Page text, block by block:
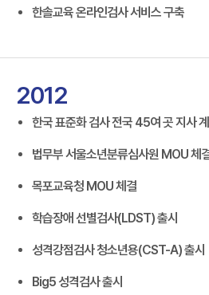
한솔교육 온라인검사 서비스 구축
2012
한국 표준화 검사 전국 45여 곳 지사
법무부 서울소년분류심사원 MOU 체
목포교육청 MOU 체결
학습장애 선별검사(LDST) 출시
성격강점검사 청소년용(CST-A) 출시
Big5 성격검사 출시